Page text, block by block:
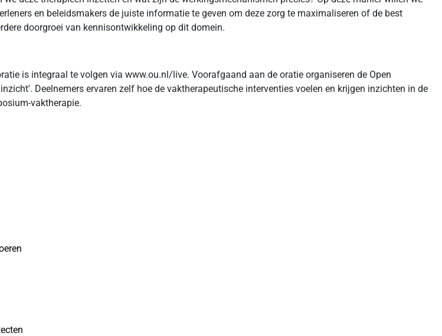
en beleidsmakers de juiste informatie te geven om deze zorg te maximaliseren of de best
doorgroei van kennisontwikkeling op dit domein.
is integraal te volgen via www.ou.nl/live. Voorafgaand aan de oratie organiseren de Open
Deelnemers ervaren zelf hoe de vaktherapeutische interventies voelen en krijgen inzichten in de
vaktherapie.